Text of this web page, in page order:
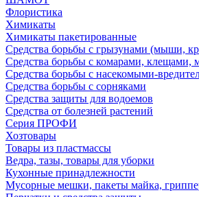
Флористика
Химикаты
Химикаты пакетированные
Средства борьбы с грызунами (мыши,
Средства борьбы с комарами, клещами,
Средства борьбы с насекомыми-
Средства борьбы с сорняками
Средства защиты для водоемов
Средства от болезней растений
Серия ПРОФИ
Хозтовары
Товары из пластмассы
Ведра, тазы, товары для уборки
Кухонные принадлежности
Мусорные мешки, пакеты майка,